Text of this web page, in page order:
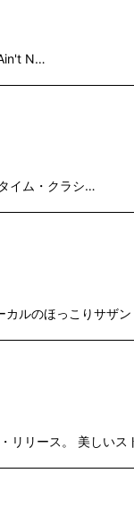
N…
イム・クラシ…
ルのほっこりサザ
リリース。 美しい